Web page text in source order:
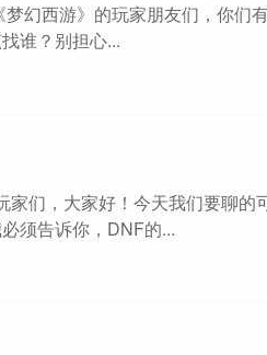
幻西游》的玩家朋友们，你们
谁？别担心...
们，大家好！今天我们要聊的
须告诉你，DNF的...